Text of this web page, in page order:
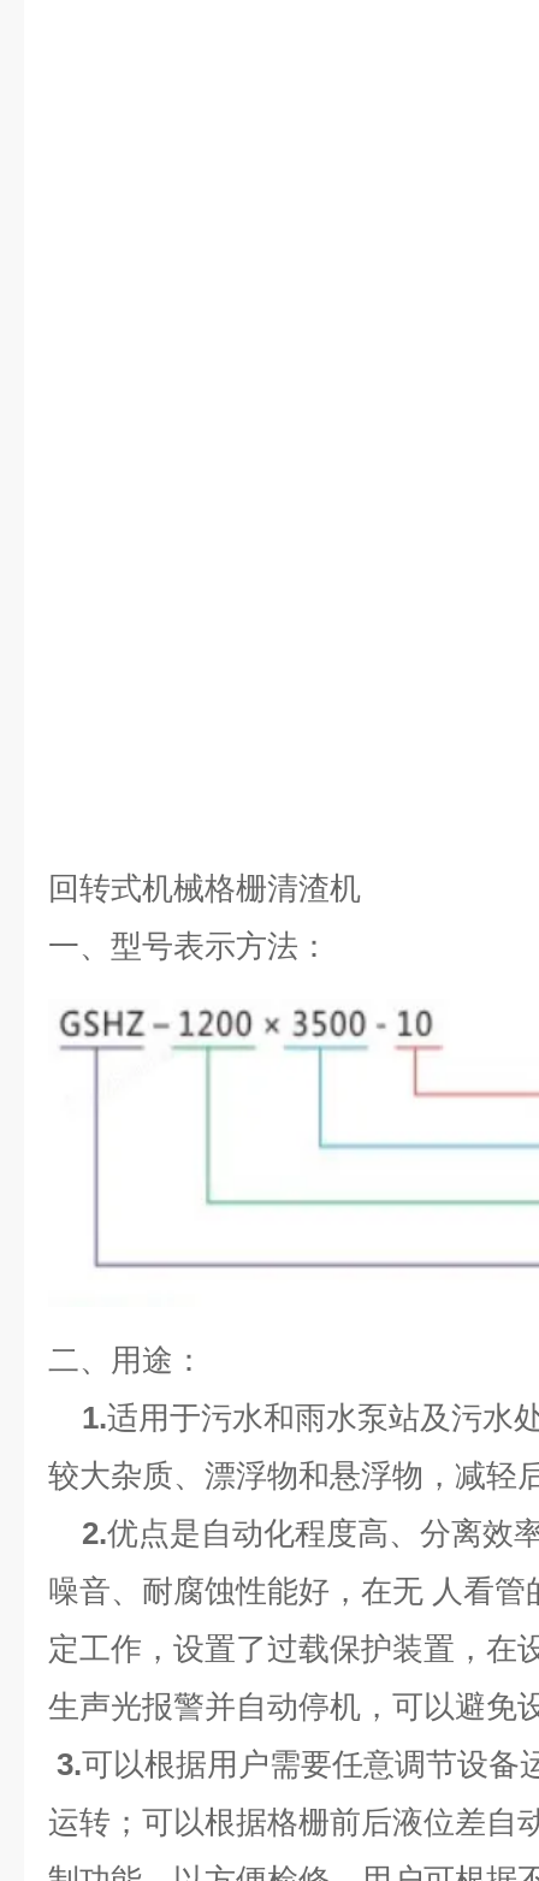
回转式机械格栅清渣机
一、 型号表示方法：
二、 用途：
1.适用于污水和雨水泵站及污水
较大杂质、漂浮物和悬浮物，减轻
2.优点是自动化程度高、分离效
噪音、耐腐蚀性能好，在无 人看
定工作，设置了过载保护装置，在
生声光报警并自动停机，可以避免
3.可以根据用户需要任意调节设备
运转；可以根据格栅前后液位差自